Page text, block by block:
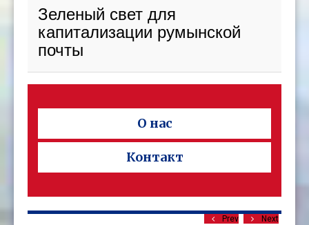
Зеленый свет для
капитализации румынской
почты
О нас
Контакт
Prev Next